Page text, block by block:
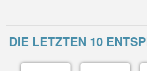
DIE LETZTEN 10